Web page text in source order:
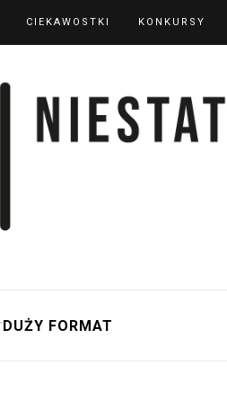
CIEKAWOSTKI KONKURSY
DUŻY FORMAT